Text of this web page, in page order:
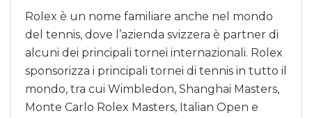
Rolex è un nome familiare anche nel mondo
del tennis, dove l’azienda svizzera è partner di
alcuni dei principali tornei internazionali. Rolex
sponsorizza i principali tornei di tennis in tutto il
mondo, tra cui Wimbledon, Shanghai Masters,
Monte Carlo Rolex Masters, Italian Open e